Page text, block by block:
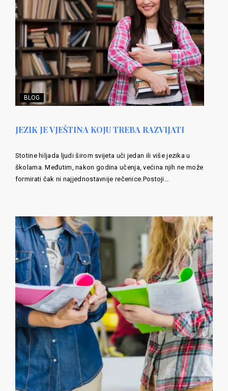
BLOG
JEZIK JE VJEŠTINA KOJU TREBA RAZVIJATI
Stotine hiljada ljudi širom svijeta uči jedan ili više jezika u
školama. Međutim, nakon godina učenja, većina njih ne može
formirati čak ni najjednostavnije rečenice.Postoji…